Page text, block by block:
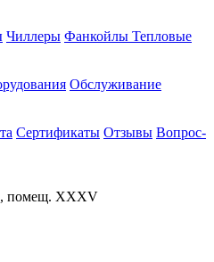
Чиллеры Фанкойлы Тепловые
Обслуживание
Сертификаты Отзывы Вопрос-
помещ. XXXV